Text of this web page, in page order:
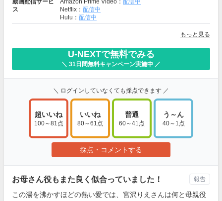
動画配信サービ
ス
Amazon Prime Video： 配信中
Netflix： 配信中
Hulu： 配信中
もっと見る
U-NEXTで無料でみる
＼ 31日間無料キャンペーン実施中 ／
＼ ログインしていなくても採点できます ／
超いいね
100～81点
いいね
80～61点
普通
60～41点
う～ん
40～1点
採点・コメントする
お母さん役もまた良く似合っていました！
この湯を沸かすほどの熱い愛では、宮沢りえさんは何と母親役
報告